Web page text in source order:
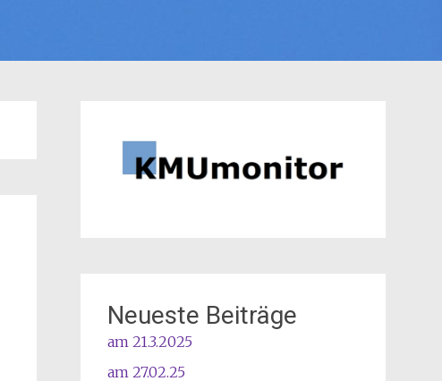
Neueste Beiträge
am 21.3.2025
am 27.02.25